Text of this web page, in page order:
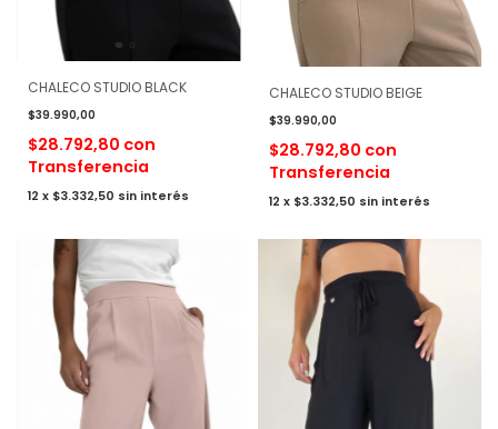
CHALECO STUDIO BLACK
$39.990,00
$28.792,80 con
Transferencia
12 x $3.332,50 sin interés
CHALECO STUDIO BEIGE
$39.990,00
$28.792,80 con
Transferencia
12 x $3.332,50 sin interés